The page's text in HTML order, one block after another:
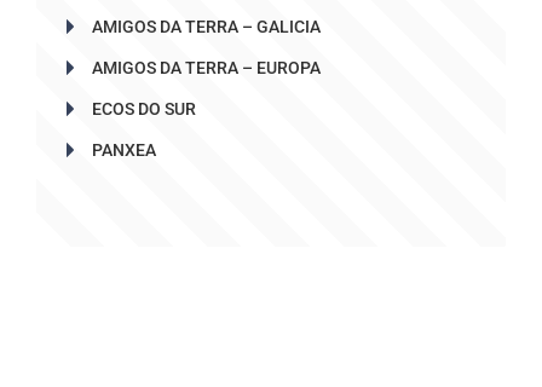
AMIGOS DA TERRA – GALICIA
AMIGOS DA TERRA – EUROPA
ECOS DO SUR
PANXEA